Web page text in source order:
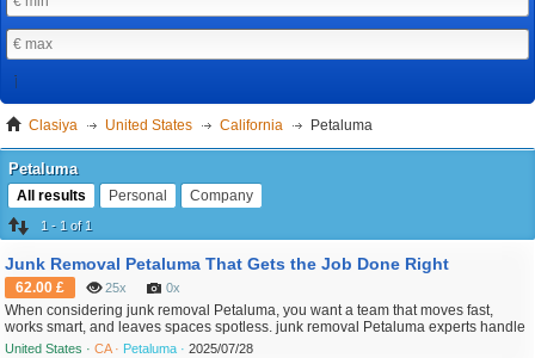
Clasiya United States California Petaluma
Petaluma
All results Personal Company
1 - 1 of 1
Junk Removal Petaluma That Gets the Job Done Right
62.00 £ 25x 0x
When considering junk removal Petaluma, you want a team that moves fast,
works smart, and leaves spaces spotless. junk removal Petaluma experts handle
everything from cluttered garages to backyard cleanups, delivering a hassle-free
United States ·CA · Petaluma ·2025/07/28